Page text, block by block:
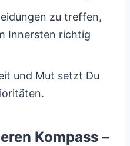
zu treffen,
Innersten richtig
und Mut setzt Du
Kompass –